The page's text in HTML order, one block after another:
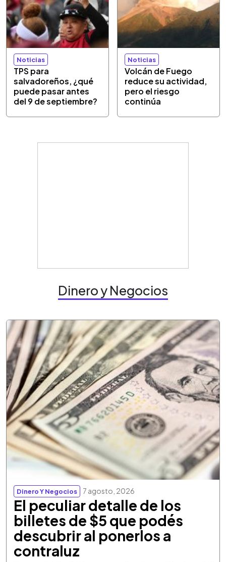
Noticias
TPS para
salvadoreños, ¿qué
puede pasar antes
del 9 de septiembre?
Noticias
Volcán de Fuego
reduce su actividad,
pero el riesgo
continúa
Dinero y Negocios
Dinero Y Negocios 7 agosto, 2026
El peculiar detalle de los
billetes de $5 que podés
descubrir al ponerlos a
contraluz